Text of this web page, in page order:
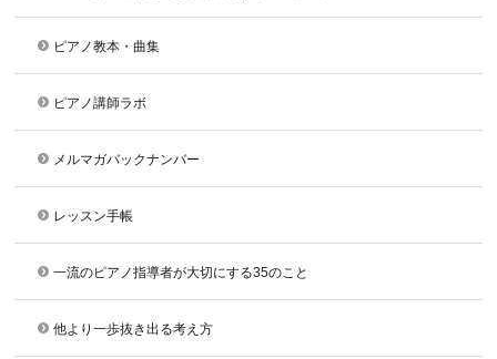
ピアノ教本・曲集
ピアノ講師ラボ
メルマガバックナンバー
レッスン手帳
一流のピアノ指導者が大切にする35のこと
他より一歩抜き出る考え方